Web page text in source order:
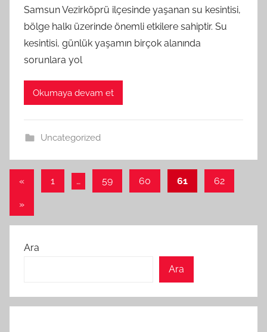
Samsun Vezirköprü ilçesinde yaşanan su kesintisi,
bölge halkı üzerinde önemli etkilere sahiptir. Su
kesintisi, günlük yaşamın birçok alanında
sorunlara yol
Okumaya devam et
Uncategorized
Yazı
sayfalaması
«Önceki
1 … 59 60 61 62
Sonraki
»
Ara
Ara